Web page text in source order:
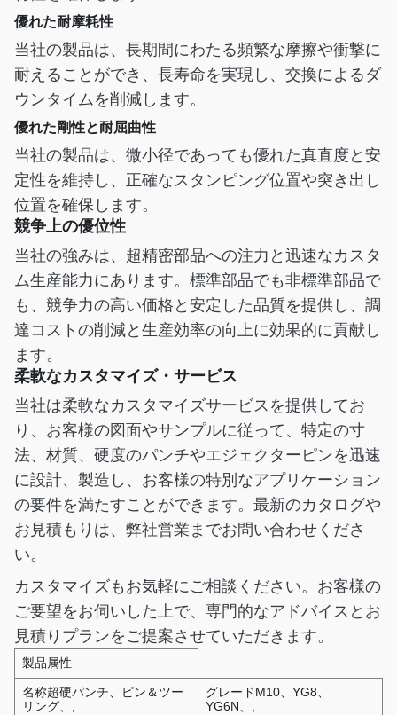
優れた耐摩耗性
当社の製品は、長期間にわたる頻繁な摩擦や衝撃に
耐えることができ、長寿命を実現し、交換によるダ
ウンタイムを削減します。
優れた剛性と耐屈曲性
当社の製品は、微小径であっても優れた真直度と安
定性を維持し、正確なスタンピング位置や突き出し
位置を確保します。
競争上の優位性
当社の強みは、超精密部品への注力と迅速なカスタ
ム生産能力にあります。標準部品でも非標準部品で
も、競争力の高い価格と安定した品質を提供し、調
達コストの削減と生産効率の向上に効果的に貢献し
ます。
柔軟なカスタマイズ・サービス
当社は柔軟なカスタマイズサービスを提供してお
り、お客様の図面やサンプルに従って、特定の寸
法、材質、硬度のパンチやエジェクターピンを迅速
に設計、製造し、お客様の特別なアプリケーション
の要件を満たすことができます。最新のカタログや
お見積もりは、弊社営業までお問い合わせくださ
い。
カスタマイズもお気軽にご相談ください。お客様の
ご要望をお伺いした上で、専門的なアドバイスとお
見積りプランをご提案させていただきます。
製品属性
名称超硬パンチ、ピン＆ツー
リング、,
グレードM10、YG8、
YG6N、,